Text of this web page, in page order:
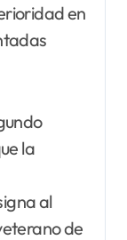
en
la
al
de